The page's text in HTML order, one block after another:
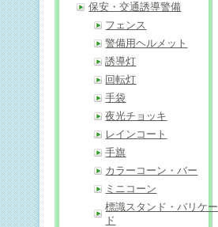
保安・交通誘導警備
フェンス
警備用ヘルメット
誘導灯
回転灯
手袋
夜光チョッキ
レインコート
手旗
カラーコーン・バー
ミニコーン
標識スタンド・バリケー
ド